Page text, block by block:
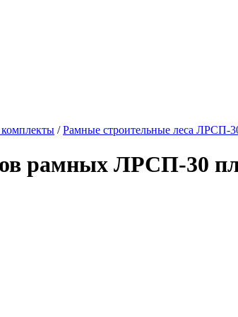
/Рамные строительные леса ЛРСП-
рамных ЛРСП-30